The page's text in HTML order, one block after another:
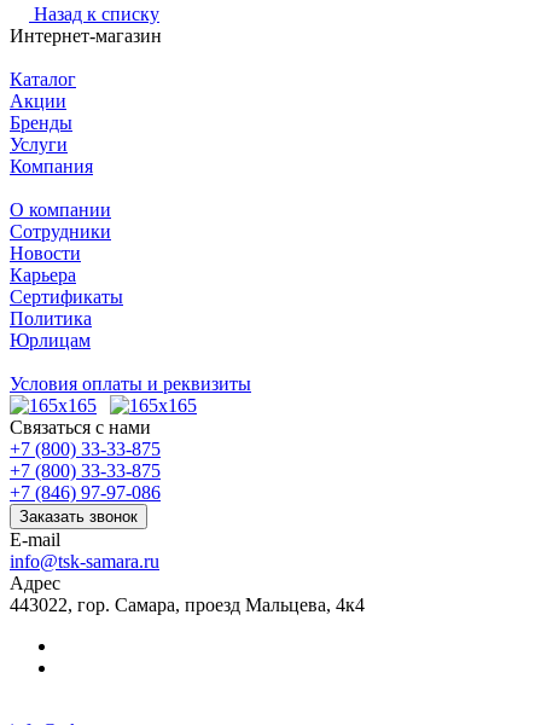
Назад к списку
Интернет-магазин
Каталог
Акции
Бренды
Услуги
Компания
О компании
Сотрудники
Новости
Карьера
Сертификаты
Политика
Юрлицам
Условия оплаты и реквизиты
Связаться с нами
+7 (800) 33-33-875
+7 (800) 33-33-875
+7 (846) 97-97-086
Заказать звонок
E-mail
info@tsk-samara.ru
Адрес
443022, гор. Самара, проезд Мальцева, 4к4